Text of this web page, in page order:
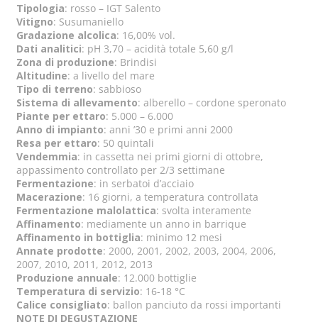
Tipologia: rosso – IGT Salento
Vitigno: Susumaniello
Gradazione alcolica: 16,00% vol.
Dati analitici: pH 3,70 – acidità totale 5,60 g/l
Zona di produzione: Brindisi
Altitudine: a livello del mare
Tipo di terreno: sabbioso
Sistema di allevamento: alberello – cordone speronato
Piante per ettaro: 5.000 – 6.000
Anno di impianto: anni ’30 e primi anni 2000
Resa per ettaro: 50 quintali
Vendemmia: in cassetta nei primi giorni di ottobre,
appassimento controllato per 2/3 settimane
Fermentazione: in serbatoi d’acciaio
Macerazione: 16 giorni, a temperatura controllata
Fermentazione malolattica: svolta interamente
Affinamento: mediamente un anno in barrique
Affinamento in bottiglia: minimo 12 mesi
Annate prodotte: 2000, 2001, 2002, 2003, 2004, 2006,
2007, 2010, 2011, 2012, 2013
Produzione annuale: 12.000 bottiglie
Temperatura di servizio: 16-18 °C
Calice consigliato: ballon panciuto da rossi importanti
NOTE DI DEGUSTAZIONE